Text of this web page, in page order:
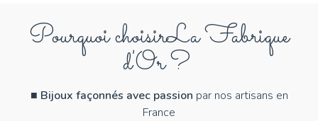
Pourquoi choisirLa Fabrique
d'Or ?
■ Bijoux façonnés avec passion par nos artisans en
France